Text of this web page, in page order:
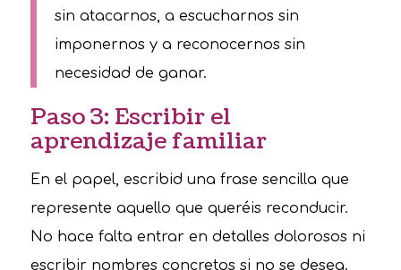
sin atacarnos, a escucharnos sin
imponernos y a reconocernos sin
necesidad de ganar.
Paso 3: Escribir el
aprendizaje familiar
En el papel, escribid una frase sencilla que
represente aquello que queréis reconducir.
No hace falta entrar en detalles dolorosos ni
escribir nombres concretos si no se desea.